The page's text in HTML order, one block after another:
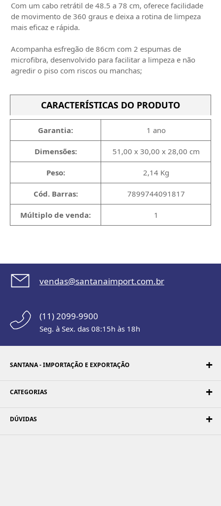
Com um cabo retrátil de 48.5 a 78 cm, oferece facilidade
de movimento de 360 graus e deixa a rotina de limpeza
mais eficaz e rápida.
Acompanha esfregão de 86cm com 2 espumas de
microfibra, desenvolvido para facilitar a limpeza e não
agredir o piso com riscos ou manchas;
CARACTERÍSTICAS DO PRODUTO
Garantia: 1 ano
Dimensões: 51,00 x 30,00 x 28,00 cm
Peso: 2,14 Kg
Cód. Barras: 7899744091817
Múltiplo de venda: 1
vendas@santanaimport.com.br
(11) 2099-9900
Seg. à Sex. das 08:15h às 18h
SANTANA - IMPORTAÇÃO E EXPORTAÇÃO
CATEGORIAS
DÚVIDAS